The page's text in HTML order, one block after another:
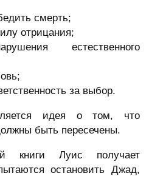
смерть;
отрицания;
естественного
за выбор.
идея о том, что
быть пересечены.
книги Луис получает
остановить Джад,